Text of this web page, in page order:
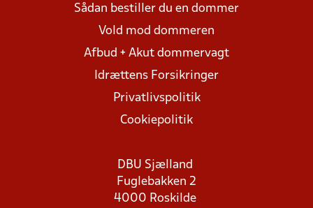
Sådan bestiller du en dommer
Vold mod dommeren
Afbud + Akut dommervagt
Idrættens Forsikringer
Privatlivspolitik
Cookiepolitik
DBU Sjælland
Fuglebakken 2
4000 Roskilde